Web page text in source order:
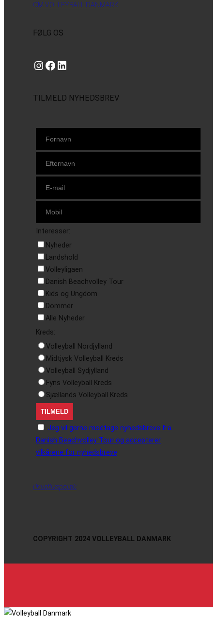
OM VOLLEYBALL DANMARK
FØLG OS
Instagram https://www.facebook.com/danishbeachvolleytour LinkedIn
TILMELD NYHEDSBREV
Interesser:
Nyheder
Landshold
Volleyligaen
Danish Beachvolley Tour
Kids og Ungdom
Dommer
Alle Nyheder
Kreds:
Volleyball Nordjylland
Midtjysk Volleyball Kreds
Volleyball Sydjylland
Fyns Volleyball Kreds
Sjællands Volleyball Kreds
Jeg vil gerne modtage nyhedsbreve fra
Danish Beachvolley Tour og accepterer
vilkårene for nyhedsbreve
Privatlivspolitik
COPYRIGHT 2024 VOLLEYBALL DANMARK